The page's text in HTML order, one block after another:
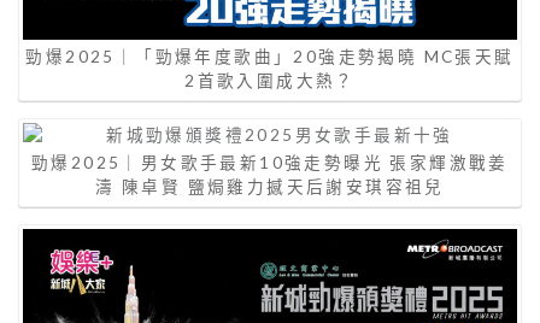
勁爆2025｜「勁爆年度歌曲」20強走勢揭曉 MC張天賦
2首歌入圍成大熱？
勁爆2025｜男女歌手最新10強走勢曝光 張家輝激戰姜
濤 陳卓賢 鹽焗雞力撼天后謝安琪容祖兒